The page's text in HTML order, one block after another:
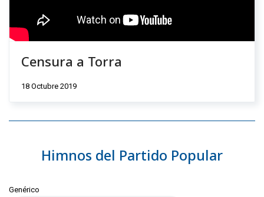
Censura a Torra
18 Octubre 2019
Himnos del Partido Popular
Genérico